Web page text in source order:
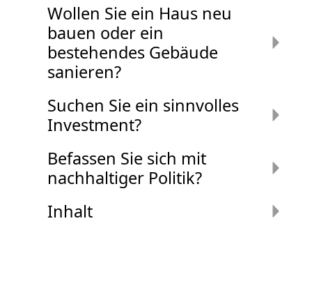
Wollen Sie ein Haus neu
bauen oder ein
bestehendes Gebäude
sanieren?
Suchen Sie ein sinnvolles
Investment?
Befassen Sie sich mit
nachhaltiger Politik?
Inhalt